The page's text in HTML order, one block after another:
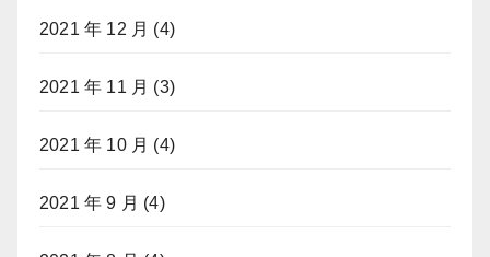
2021 年 12 月 (4)
2021 年 11 月 (3)
2021 年 10 月 (4)
2021 年 9 月 (4)